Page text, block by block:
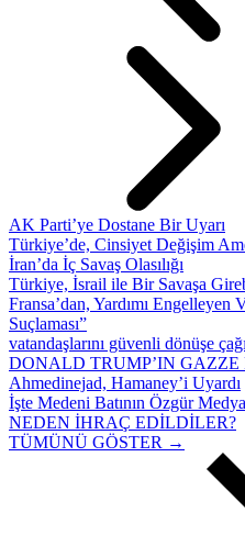
AK Parti’ye Dostane Bir Uyarı
Türkiye’de, Cinsiyet Değişim
İran’da İç Savaş Olasılığı
Türkiye, İsrail ile Bir Savaşa
Fransa’dan, Yardımı Engelleyen
Suçlaması”
vatandaşlarını güvenli dönüşe
DONALD TRUMP’IN GAZZE
Ahmedinejad, Hamaney’i Uyardı
İşte Medeni Batının Özgür
NEDEN İHRAÇ EDİLDİLER?
TÜMÜNÜ GÖSTER →